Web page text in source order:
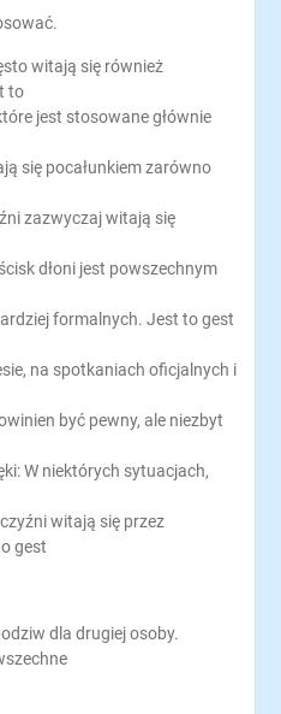
witają się również
to
jest stosowane głównie
się pocałunkiem zarówno
zazwyczaj witają się
dłoni jest powszechnym
formalnych. Jest to gest
na spotkaniach oficjalnych i
być pewny, ale niezbyt
W niektórych sytuacjach,
witają się przez
gest
dla drugiej osoby.